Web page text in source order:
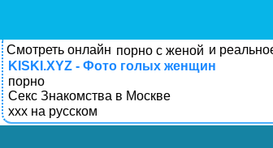
Смотреть онлайн порно с женой и
KISKI.XYZ - Фото голых женщин
порно
Секс Знакомства в Москве
xxx на русском